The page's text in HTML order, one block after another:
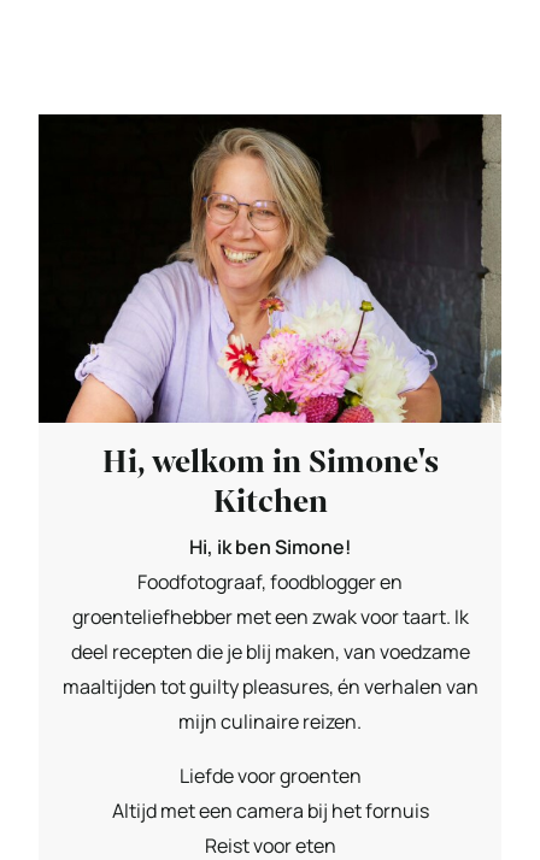
Hi, welkom in Simone's
Kitchen
Hi, ik ben Simone!
Foodfotograaf, foodblogger en
groenteliefhebber met een zwak voor taart. Ik
deel recepten die je blij maken, van voedzame
maaltijden tot guilty pleasures, én verhalen van
mijn culinaire reizen.
Liefde voor groenten
Altijd met een camera bij het fornuis
Reist voor eten